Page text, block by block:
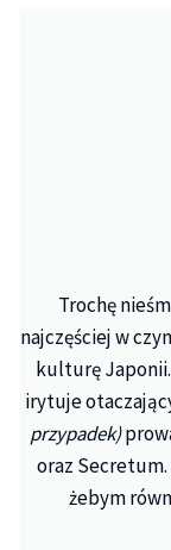
Trochę
najczęściej w
kulturę
irytuje
przypadek)
oraz Secretum.
żebym